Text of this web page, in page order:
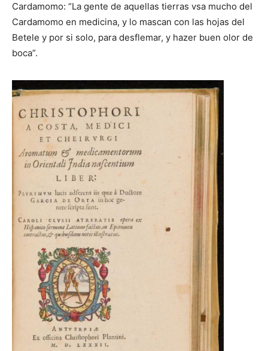
Cardamomo: “La gente de aquellas tierras vsa mucho del
Cardamomo en medicina, y lo mascan con las hojas del
Betele y por si solo, para desflemar, y hazer buen olor de
boca”.